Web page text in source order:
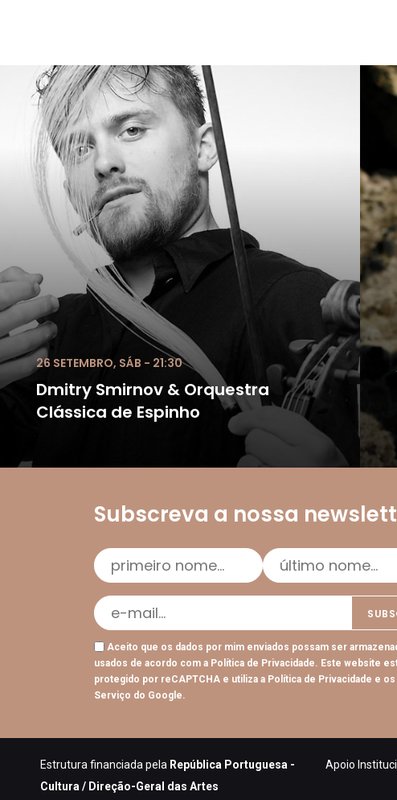
26 SETEMBRO, SÁB - 21:30
Dmitry Smirnov & Orquestra
Clássica de Espinho
Subscreva a nossa
Aceito que os dados por mim enviados possam ser
usados de acordo com a Política de Privacidade. Este website
protegido por reCAPTCHA e utiliza a Política de Privacidade e os
Serviço do Google.
Estrutura financiada pela República Portuguesa -
Cultura / Direção-Geral das Artes
Apoio